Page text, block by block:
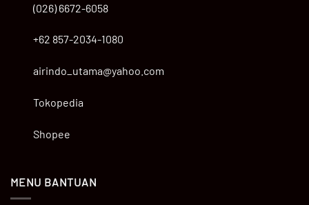
(026) 6672-6058
+62 857-2034-1080
airindo_utama@yahoo.com
Tokopedia
Shopee
MENU BANTUAN